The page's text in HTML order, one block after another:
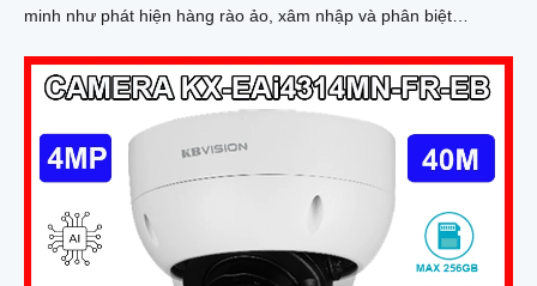
minh như phát hiện hàng rào ảo, xâm nhập và phân biệt
minh giúp nâng cao hiệu quả giám sát an ninh